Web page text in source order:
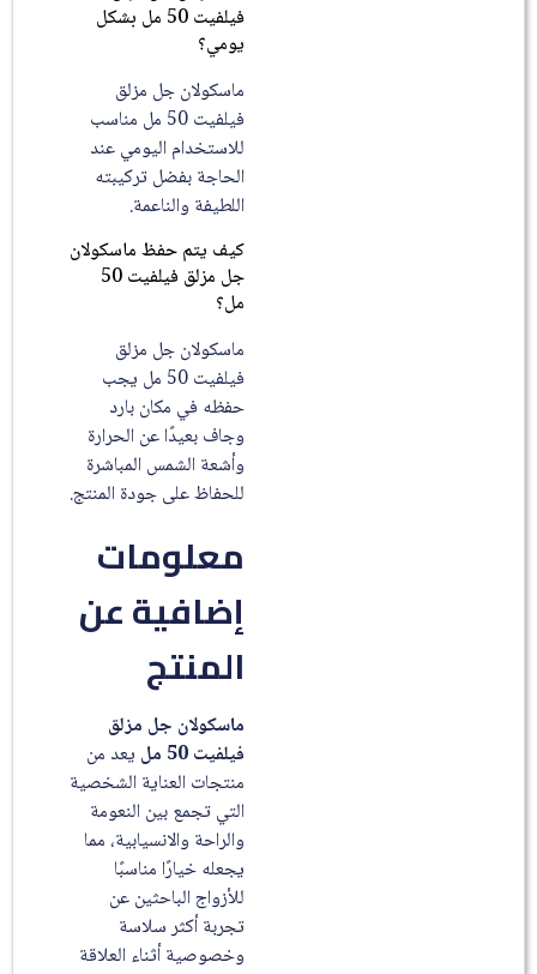
فيلفيت 50 مل بشكل
ماسكولان جل مزلق
فيلفيت 50 مل مناسب
للاستخدام اليومي عند
الحاجة بفضل تركيبته
اللطيفة والناعمة.
كيف يتم حفظ ماسكولان
جل مزلق فيلفيت 50
ماسكولان جل مزلق
فيلفيت 50 مل يجب
حفظه في مكان بارد
وجاف بعيدًا عن الحرارة
وأشعة الشمس المباشرة
للحفاظ على جودة المنتج.
معلومات
إضافية عن
المنتج
ماسكولان جل مزلق
يعد من
منتجات العناية الشخصية
التي تجمع بين النعومة
والراحة والانسيابية، مما
يجعله خيارًا مناسبًا
للأزواج الباحثين عن
تجربة أكثر سلاسة
وخصوصية أثناء العلاقة